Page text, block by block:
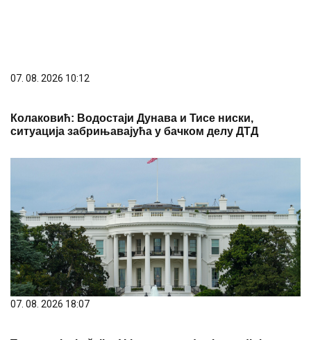
07. 08. 2026 10:12
Колаковић: Водостаји Дунава и Тисе ниски,
ситуација забрињавајућа у бачком делу ДТД
07. 08. 2026 18:07